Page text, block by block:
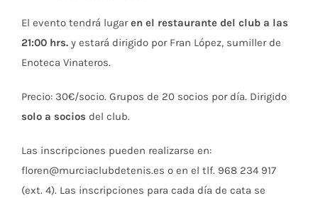
El evento tendrá lugaren el restaurante del club a las
21:00 hrs. y estará dirigido por Fran López, sumiller de
Enoteca Vinateros.
Precio: 30€/socio. Grupos de 20 socios por día. Dirigido
solo a socios del club.
Las inscripciones pueden realizarse en:
floren@murciaclubdetenis.es o en el tlf. 968 234 917
(ext. 4). Las inscripciones para cada día de cata se